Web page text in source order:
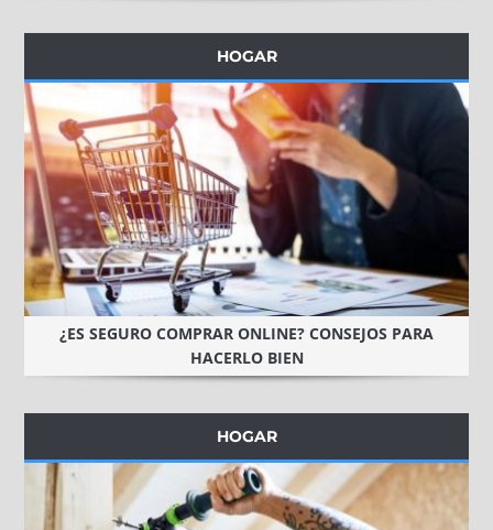
HOGAR
¿ES SEGURO COMPRAR ONLINE? CONSEJOS PARA
HACERLO BIEN
HOGAR